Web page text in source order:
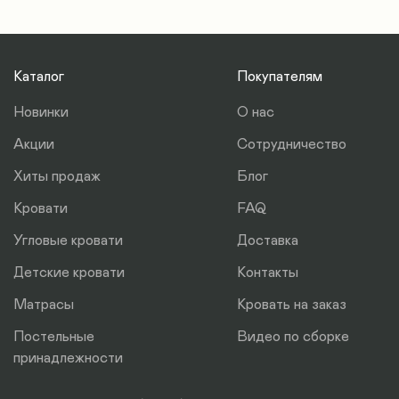
Каталог
Новинки
Акции
Хиты продаж
Кровати
Угловые кровати
Детские кровати
Матрасы
Постельные
принадлежности
Покупателям
О нас
Сотрудничество
Блог
FAQ
Доставка
Контакты
Кровать на заказ
Видео по сборке